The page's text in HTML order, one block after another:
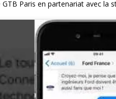
GTB Paris en partenariat avec la